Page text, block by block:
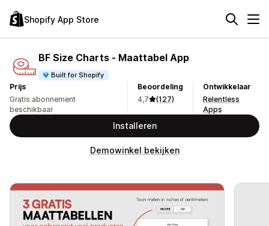
Shopify App Store
BF Size Charts ‑ Maattabel App
Built for Shopify
Prijs
Gratis abonnement
beschikbaar
Beoordeling
4,7
(127)
Ontwikkelaar
Relentless
Apps
Installeren
Demowinkel bekijken